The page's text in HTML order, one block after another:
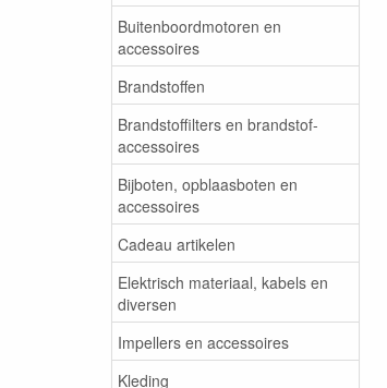
Buitenboordmotoren en
accessoires
Brandstoffen
Brandstoffilters en brandstof-
accessoires
Bijboten, opblaasboten en
accessoires
Cadeau artikelen
Elektrisch materiaal, kabels en
diversen
Impellers en accessoires
Kleding